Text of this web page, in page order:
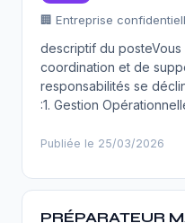
🏢 Entreprise
descriptif du
coordination et de
responsabilités se
:1. Gestion
Publiée le 25/03/2026
PRÉPARATEUR